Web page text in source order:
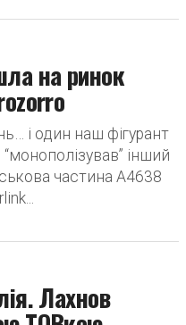
на ринок
і один наш фігурант
інший
частина А4638
Лахнов